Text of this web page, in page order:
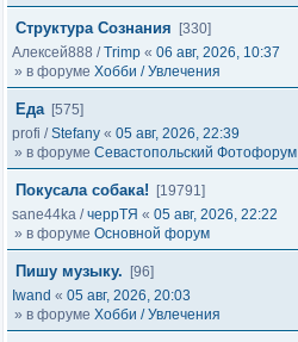
Структура Сознания
[330]
Алексей888 /Trimp « 06 авг, 2026, 10:37
» в форуме Хобби / Увлечения
Еда [575]
profi /Stefany « 05 авг, 2026, 22:39
» в форуме Севастопольский Фотофорум
Покусала собака!
[19791]
sane44ka /черрТЯ « 05 авг, 2026, 22:22
» в форуме Основной форум
Пишу музыку.
[96]
Iwand « 05 авг, 2026, 20:03
» в форуме Хобби / Увлечения